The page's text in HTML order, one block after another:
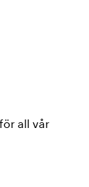
all vår